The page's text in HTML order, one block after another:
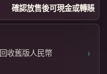
確認放售後可現金或轉賬
回收舊版人民幣 ›